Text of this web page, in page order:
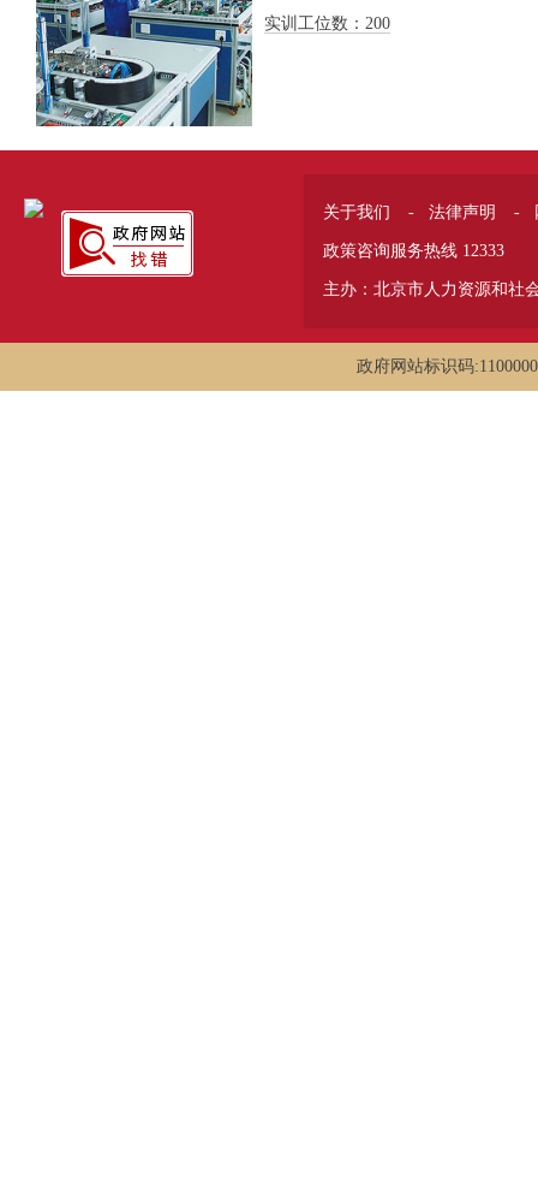
实训工位数：200
关于我们 - 法律声明 -
政策咨询服务热线 12333
主办：北京市人力资源和社
政府网站标识码